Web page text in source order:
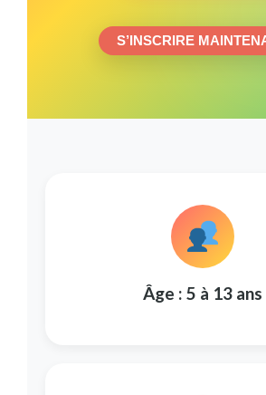
S’INSCRIRE
Âge : 5 à 13 ans